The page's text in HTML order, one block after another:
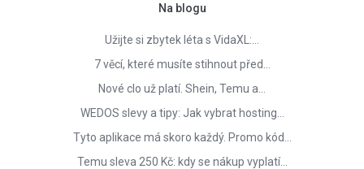
Na blogu
Užijte si zbytek léta s VidaXL:…
7 věcí, které musíte stihnout před…
Nové clo už platí. Shein, Temu a…
WEDOS slevy a tipy: Jak vybrat hosting…
Tyto aplikace má skoro každý. Promo kód…
Temu sleva 250 Kč: kdy se nákup vyplatí…